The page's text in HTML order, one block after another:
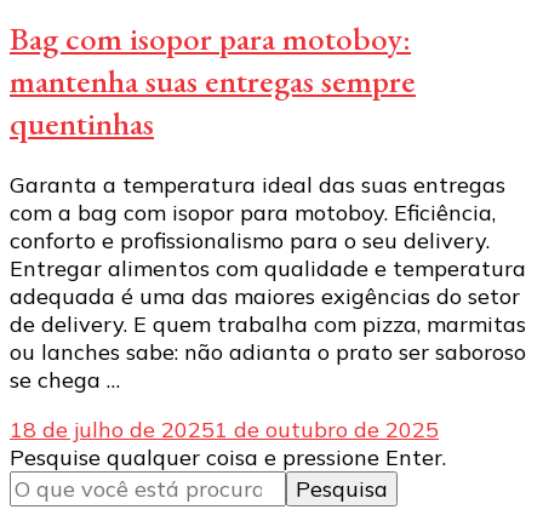
Bag com isopor para motoboy:
mantenha suas entregas sempre
quentinhas
Garanta a temperatura ideal das suas entregas
com a bag com isopor para motoboy. Eficiência,
conforto e profissionalismo para o seu delivery.
Entregar alimentos com qualidade e temperatura
adequada é uma das maiores exigências do setor
de delivery. E quem trabalha com pizza, marmitas
ou lanches sabe: não adianta o prato ser saboroso
se chega …
18 de julho de 20251 de outubro de 2025
Procurando
algo?
Pesquise qualquer coisa e pressione Enter.